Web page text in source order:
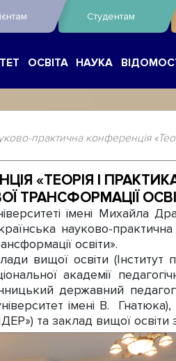
Студентам
ОСВІТА НАУКА
практична конференція
«ТЕОРІЯ І
ТРАНСФОРМАЦІЇ
імені Михайла
науково-
освіти».
вищої освіти (Інститут
академії
державний
імені В.
та заклад вищої освіти